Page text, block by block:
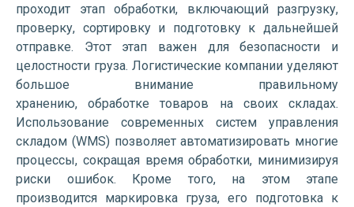
проходит этап обработки, включающий разгрузку,
проверку, сортировку и подготовку к дальнейшей
отправке. Этот этап важен для безопасности и
целостности груза. Логистические компании уделяют
большое внимание правильному
хранению, обработке товаров на своих складах.
Использование современных систем управления
складом (WMS) позволяет автоматизировать многие
процессы, сокращая время обработки, минимизируя
риски ошибок. Кроме того, на этом этапе
производится маркировка груза, его подготовка к